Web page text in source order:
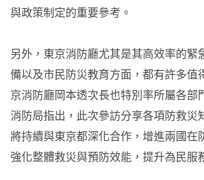
與政策制定的重要參考。
另外，東京消防廳尤其是其高效率的緊
備以及市民防災教育方面，都有許多值
京消防廳岡本透次長也特別率所屬各部
消防局指出，此次參訪分享各項防救災
將持續與東京都深化合作，增進兩國在
強化整體救災與預防效能，提升為民服